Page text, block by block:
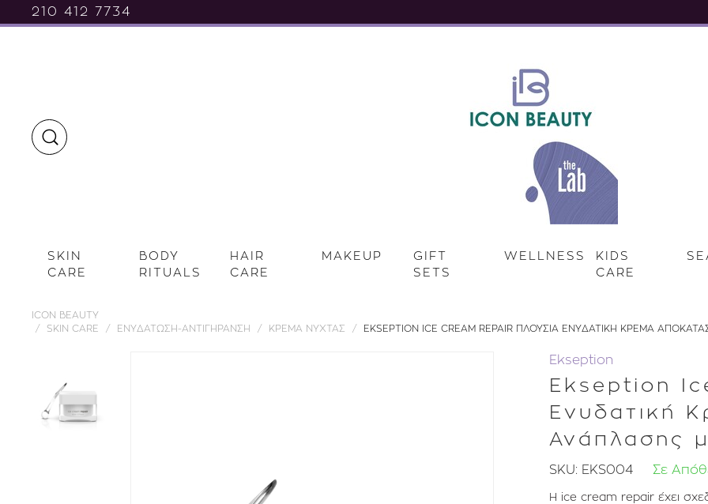
210 412 7734
SKIN
CARE
BODY
RITUALS
HAIR
CARE
MAKEUP
GIFT
SETS
WELLNESS
KIDS
CARE
ICON BEAUTY
SKIN CARE
ΕΝΥΔΑΤΩΣΗ-ΑΝΤΙΓΗΡΑΝΣΗ ΚΡΕΜΑ ΝΥΧΤΑΣ EKSEPTION ICE CREAM REPAIR ΠΛΟΥΣΙΑ ΕΝΥΔΑΤΙΚΗ ΚΡΕΜΑ
Ekseption
Ekseption
Ενυδατική
Ανάπλασης
SKU: EKS004 Σε
Η ice cream repair έχει